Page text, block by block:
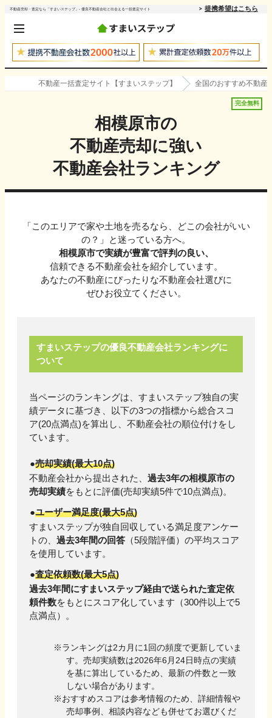
不動産売却・査定なら「すまいステップ」- 優良不動産会社と出会える一括査定サイト 提携希望はこちら
不動産一括査定サイト【すまいステップ】 全国のおすすめ不動産
完全無料
相模原市の
不動産売却に強い
不動産会社ランキング
「このエリアで家や土地を売るなら、どこの会社がいい
の？」と迷っている方へ。
相模原市で実績が豊富で評判の良い、
信頼できる不動産会社を紹介しています。
あなたの不動産にぴったりな不動産会社選びに
ぜひお役立てください。
すまいステップの優良不動産会社ランキングに
ついて
当ページのランキングは、すまいステップ独自の実
績データに基づき、以下の3つの指標から総合スコ
ア(20点満点)を算出し、不動産会社の順位付けをし
ています。
売却実績(最大10点)
不動産会社から提出された、 過去3年の相模原市の
売却実績をもとに評価(売却実績5件で10点満点)。
ユーザー満足度(最大5点)
すまいステップが独自回収している満足度アンケー
トの、 過去3年間の回答 （5段階評価）の平均スコア
を使用しています。
査定依頼数(最大5点)
過去3年間にすまいステップ経由で送られた査定依
頼件数をもとにスコア化しています（300件以上で5
点満点）。
ランキングは2カ月に1回の頻度で更新していま
す。売却実績数は2026年6月24日時点の実績
を基に算出しているため、最新の件数と一致
しない場合があります。
おすすめスコアは参考情報のため、詳細情報や
売却事例、相談内容なども併せてお選びくだ